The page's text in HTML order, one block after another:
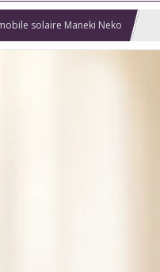
solaire Maneki Neko